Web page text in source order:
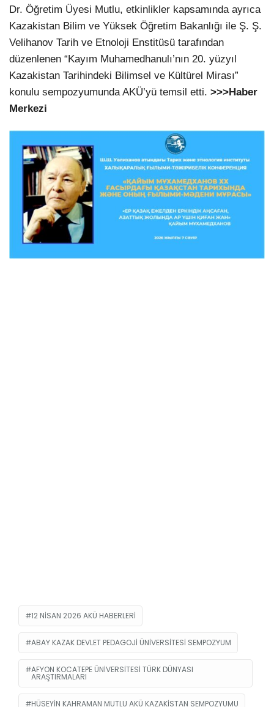
Dr. Öğretim Üyesi Mutlu, etkinlikler kapsamında ayrıca
Kazakistan Bilim ve Yüksek Öğretim Bakanlığı ile Ş. Ş.
Velihanov Tarih ve Etnoloji Enstitüsü tarafından
düzenlenen “Kayım Muhamedhanulı’nın 20. yüzyıl
Kazakistan Tarihindeki Bilimsel ve Kültürel Mirası”
konulu sempozyumunda AKÜ’yü temsil etti. >>>Haber
Merkezi
12 NISAN 2026 AKÜ HABERLERI
ABAY KAZAK DEVLET PEDAGOJI ÜNIVERSITESI SEMPOZYUM
AFYON KOCATEPE ÜNIVERSITESI TÜRK DÜNYASI
ARAŞTIRMALARI
HÜSEYIN KAHRAMAN MUTLU AKÜ KAZAKISTAN SEMPOZYUMU